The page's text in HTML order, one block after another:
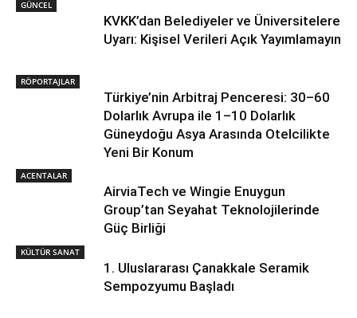
GÜNCEL
KVKK’dan Belediyeler ve Üniversitelere
Uyarı: Kişisel Verileri Açık Yayımlamayın
RÖPORTAJLAR
Türkiye’nin Arbitraj Penceresi: 30–60
Dolarlık Avrupa ile 1–10 Dolarlık
Güneydoğu Asya Arasında Otelcilikte
Yeni Bir Konum
ACENTALAR
AirviaTech ve Wingie Enuygun
Group’tan Seyahat Teknolojilerinde
Güç Birliği
KÜLTÜR SANAT
1. Uluslararası Çanakkale Seramik
Sempozyumu Başladı